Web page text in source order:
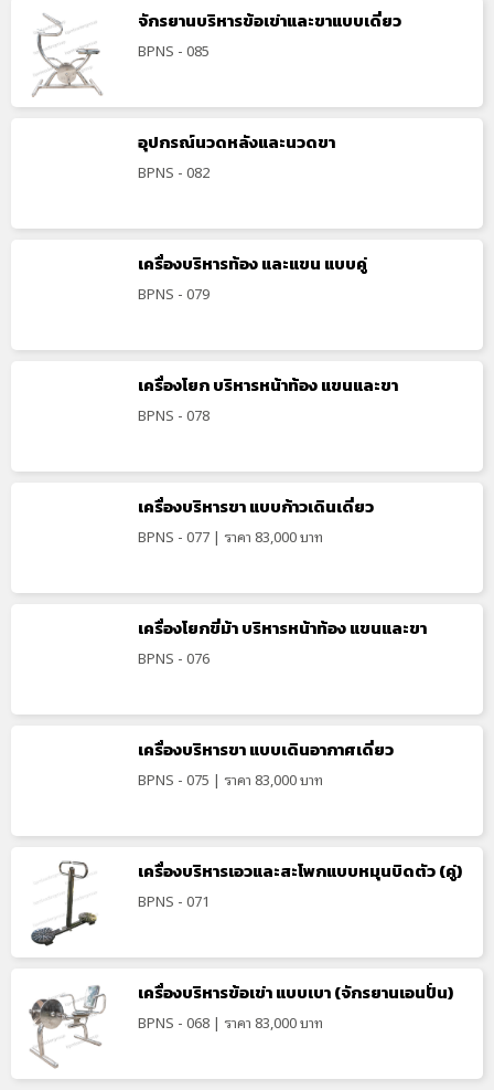
จักรยานบริหารข้อเข่าและขาแบบเดี่ยว
BPNS - 085
อุปกรณ์นวดหลังและนวดขา
BPNS - 082
เครื่องบริหารท้อง และแขน แบบคู่
BPNS - 079
เครื่องโยก บริหารหน้าท้อง แขนและขา
BPNS - 078
เครื่องบริหารขา แบบก้าวเดินเดี่ยว
BPNS - 077 | ราคา 83,000 บาท
เครื่องโยกขี่ม้า บริหารหน้าท้อง แขนและขา
BPNS - 076
เครื่องบริหารขา แบบเดินอากาศเดี่ยว
BPNS - 075 | ราคา 83,000 บาท
เครื่องบริหารเอวและสะโพกแบบหมุนบิดตัว (คู่)
BPNS - 071
เครื่องบริหารข้อเข่า แบบเบา (จักรยานเอนปั่น)
BPNS - 068 | ราคา 83,000 บาท